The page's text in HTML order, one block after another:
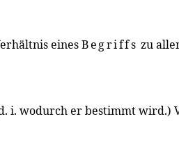
einesBegriffs zu
i. wodurch er bestimmt wird.)